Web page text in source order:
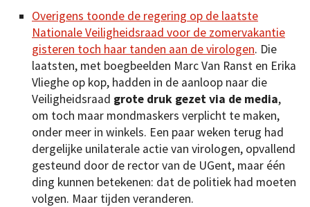
Overigens toonde de regering op de laatste
Nationale Veiligheidsraad voor de zomervakantie
gisteren toch haar tanden aan de virologen. Die
laatsten, met boegbeelden Marc Van Ranst en Erika
Vlieghe op kop, hadden in de aanloop naar die
Veiligheidsraad grote druk gezet via de media,
om toch maar mondmaskers verplicht te maken,
onder meer in winkels. Een paar weken terug had
dergelijke unilaterale actie van virologen, opvallend
gesteund door de rector van de UGent, maar één
ding kunnen betekenen: dat de politiek had moeten
volgen. Maar tijden veranderen.